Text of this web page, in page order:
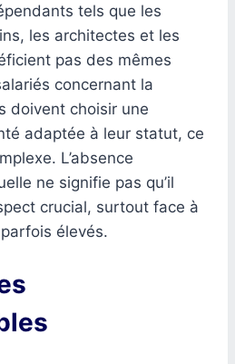
tels que les
les architectes et les
pas des mêmes
concernant la
doivent choisir une
adaptée à leur statut, ce
L’absence
ne signifie pas qu’il
crucial, surtout face à
élevés.